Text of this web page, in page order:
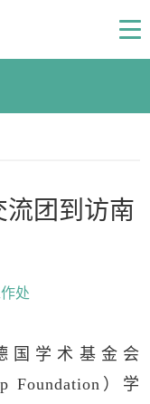
团到访南
处
国学术基金会
Foundation）学